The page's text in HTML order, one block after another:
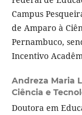
Campus
de Amparo à
Pernambuco,
Incentivo
Andreza Maria
Ciência e
Doutora em